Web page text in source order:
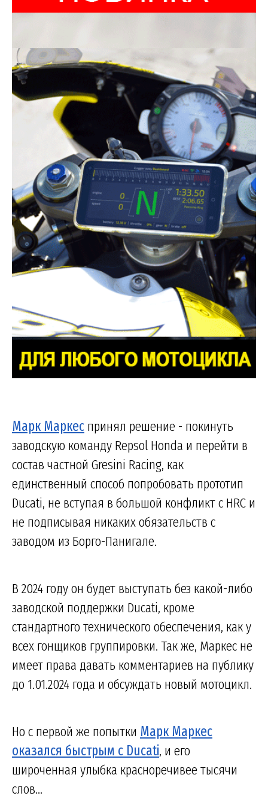
Марк Маркес принял решение - покинуть
заводскую команду Repsol Honda и перейти в
состав частной Gresini Racing, как
единственный способ попробовать прототип
Ducati, не вступая в большой конфликт с HRC и
не подписывая никаких обязательств с
заводом из Борго-Панигале.
В 2024 году он будет выступать без какой-либо
заводской поддержки Ducati, кроме
стандартного технического обеспечения, как у
всех гонщиков группировки. Так же, Маркес не
имеет права давать комментариев на публику
до 1.01.2024 года и обсуждать новый мотоцикл.
Но с первой же попытки Марк Маркес
оказался быстрым с Ducati, и его
широченная улыбка красноречивее тысячи
слов...